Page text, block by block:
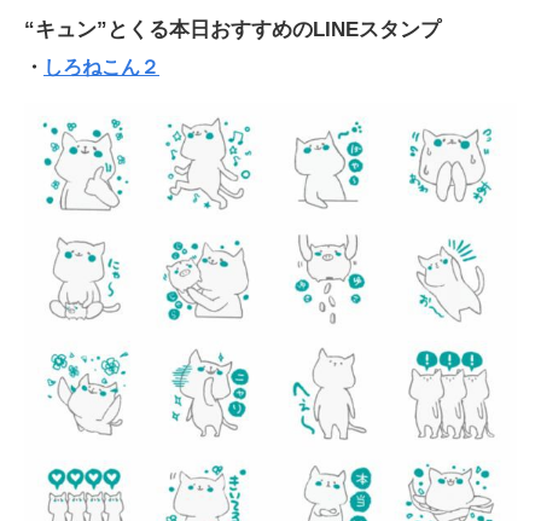
“キュン”とくる本日おすすめのLINEスタンプ
・ しろねこん２